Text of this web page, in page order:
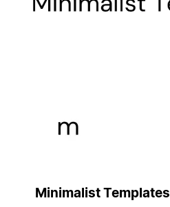
Minimalist Templates